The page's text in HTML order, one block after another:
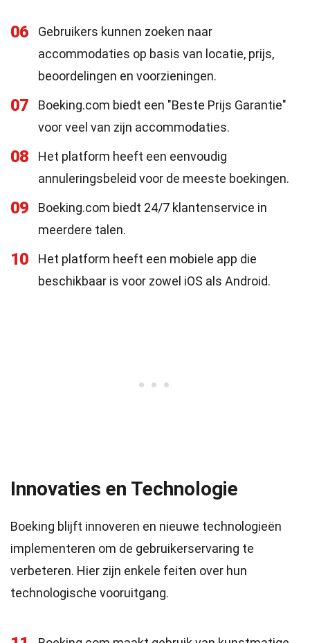
06
Gebruikers kunnen zoeken naar
accommodaties op basis van locatie, prijs,
beoordelingen en voorzieningen.
07
Boeking.com biedt een "Beste Prijs Garantie"
voor veel van zijn accommodaties.
08
Het platform heeft een eenvoudig
annuleringsbeleid voor de meeste boekingen.
09
Boeking.com biedt 24/7 klantenservice in
meerdere talen.
10
Het platform heeft een mobiele app die
beschikbaar is voor zowel iOS als Android.
Innovaties en Technologie
Boeking blijft innoveren en nieuwe technologieën
implementeren om de gebruikerservaring te
verbeteren. Hier zijn enkele feiten over hun
technologische vooruitgang.